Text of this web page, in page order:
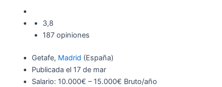
3,8
187 opiniones
Getafe, Madrid (España)
Publicada el 17 de mar
Salario: 10.000€ – 15.000€ Bruto/año